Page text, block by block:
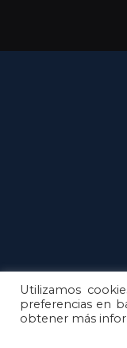
Utilizamos
preferencias en
obtener más